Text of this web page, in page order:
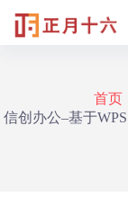
首页
信创办公–基于